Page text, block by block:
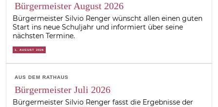
Bürgermeister August 2026
Bürgermeister Silvio Renger wünscht allen einen guten
Start ins neue Schuljahr und informiert über seine
nächsten Termine.
1. AUGUST 2026
AUS DEM RATHAUS
Bürgermeister Juli 2026
Bürgermeister Silvio Renger fasst die Ergebnisse der